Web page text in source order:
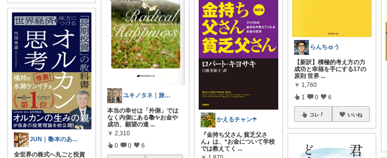
JUN｜📚本のある暮らし
全世界の株式へ丸ごと投資
ユキノタネ｜旅と暮らし
本当の幸せは「外側」では
なく内側にある📚✨お金や
成功、願望の達 ...
￥ 2,310
0 0 6
かえるチャン☂️
『金持ち父さん 貧乏父さ
ん』は、“お金について学校
では教えてく ...
らんちゅう
【新訳】積極的考え方の力
成功と幸福を手にする17の
原則 世界 ...
￥ 1,760
1 0 6
コレ いいね